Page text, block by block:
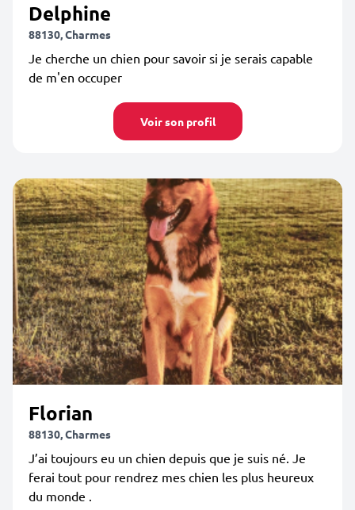
Delphine
88130, Charmes
Je cherche un chien pour savoir si je serais capable
de m'en occuper
Voir son profil
Florian
88130, Charmes
J’ai toujours eu un chien depuis que je suis né. Je
ferai tout pour rendrez mes chien les plus heureux
du monde .